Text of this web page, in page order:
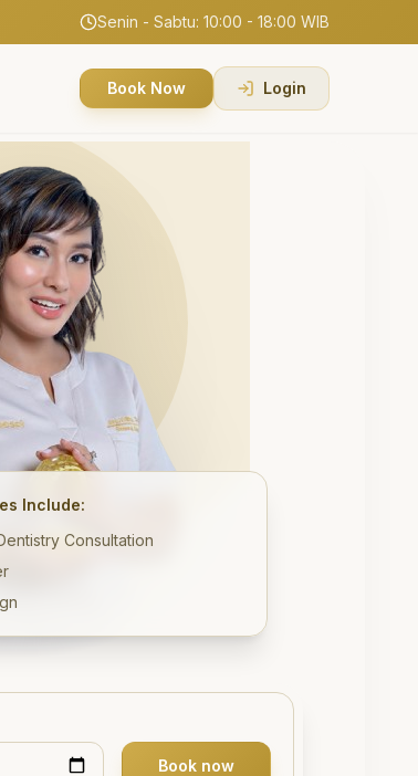
Senin - Sabtu: 10:00 - 18:00 WIB
Book Now Login
Include:
Consultation
Book now